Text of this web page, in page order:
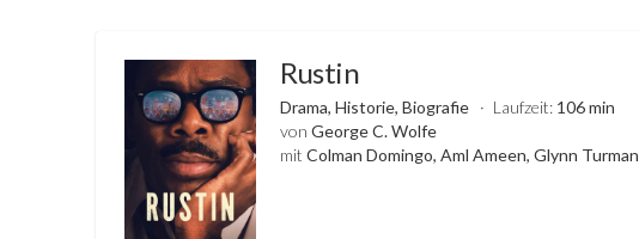
Rustin
Drama, Historie, Biografie Laufzeit: 106 min
von George C. Wolfe
mit Colman Domingo, Aml Ameen, Glynn Turman